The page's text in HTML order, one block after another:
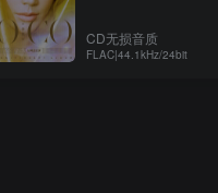
CD无损音质
FLAC|44.1kHz/24bit